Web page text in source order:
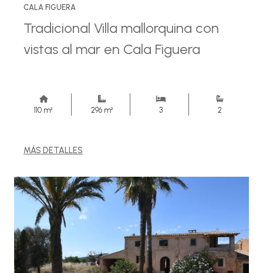
CALA FIGUERA
Tradicional Villa mallorquina con
vistas al mar en Cala Figuera
110 m² 296 m² 3 2
MÁS DETALLES